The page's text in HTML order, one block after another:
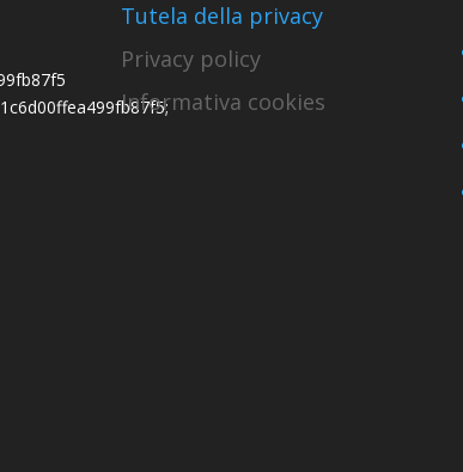
Tutela della privacy
Privacy policy
Informativa cookies